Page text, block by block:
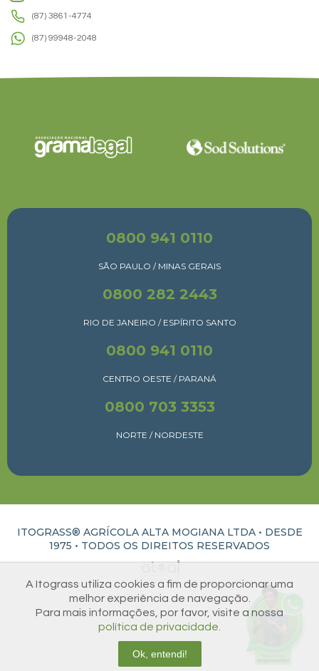
(87) 3861-4774
(87) 99948-2048
0800 941 0110
SÃO PAULO / MINAS GERAIS
0800 282 2443
RIO DE JANEIRO / ESPÍRITO SANTO
0800 941 0110
CENTRO OESTE / PARANÁ
0800 703 3353
NORTE / NORDESTE
ITOGRASS® AGRÍCOLA ALTA MOGIANA LTDA • DESDE
1975 • TODOS OS DIREITOS RESERVADOS
A Itograss utiliza cookies a fim de proporcionar uma
melhor experiência de navegação.
Para mais informações, por favor, visite a nossa
política de privacidade.
Ok, entendi!